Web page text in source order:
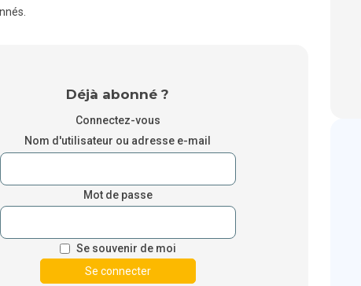
Déjà abonné ?
Connectez-vous
Nom d'utilisateur ou adresse e-mail
Mot de passe
Se souvenir de moi